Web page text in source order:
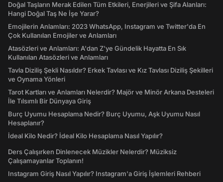
Doğal Taşların Merak Edilen Tüm Etkileri, Enerjileri ve Şifa Alanları:
Hangi Doğal Taş Ne İşe Yarar?
Emojilerin Anlamları: 2023 WhatsApp, Instagram ve Twitter'da En
Çok Kullanılan Emojiler ve Anlamları
Atasözleri ve Anlamları: A'dan Z'ye Gündelik Hayatta En Sık
Kullanılan Atasözleri ve Anlamları
Tavla Diziliş Şekli Nasıldır? Erkek Tavlası ve Kız Tavlası Diziliş Şekilleri
ve Oynama Yönleri
Tarot Kartları ve Anlamları Nelerdir? Majör ve Minör Arkana Desteleri
İle Tılsımlı Bir Dünyaya Giriş
Burç Uyumu Hesaplama Nedir? Burç Uyumu, Aşk Uyumu Nasıl
Hesaplanır?
İdeal Kilo Nedir? İdeal Kilo Hesaplama Nasıl Yapılır?
Ders Çalışırken Dinlenecek Müzikler Nelerdir? Müziksiz
Çalışamayanlar Toplanın!
Instagram Giriş Nasıl Yapılır? Instagram'a Giriş İşlemleri Rehberi